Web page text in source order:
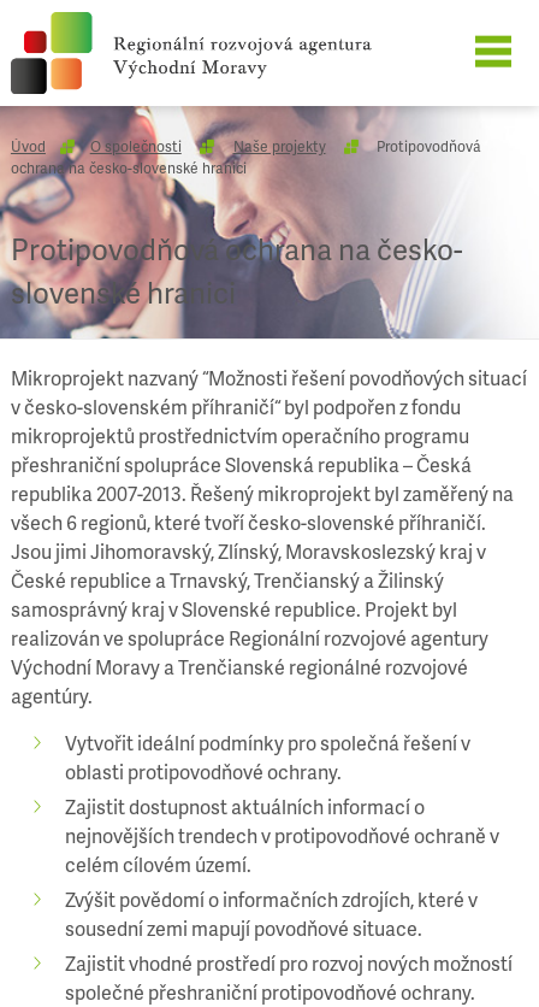
O SPOLEČNOSTI
NAŠE SLUŽBY
REFERENCE
KARIÉRA
KONTAKT
Úvod O společnosti Naše projekty
Protipovodňová
ochrana na česko-slovenské hranici
Protipovodňová ochrana na česko-
slovenské hranici
Mikroprojekt nazvaný “Možnosti řešení povodňových situací
v česko-slovenském příhraničí“ byl podpořen z fondu
mikroprojektů prostřednictvím operačního programu
přeshraniční spolupráce Slovenská republika – Česká
republika 2007-2013. Řešený mikroprojekt byl zaměřený na
všech 6 regionů, které tvoří česko-slovenské příhraničí.
Jsou jimi Jihomoravský, Zlínský, Moravskoslezský kraj v
České republice a Trnavský, Trenčianský a Žilinský
samosprávný kraj v Slovenské republice. Projekt byl
realizován ve spolupráce Regionální rozvojové agentury
Východní Moravy a Trenčianské regionálné rozvojové
agentúry.
Vytvořit ideální podmínky pro společná řešení v
oblasti protipovodňové ochrany.
Zajistit dostupnost aktuálních informací o
nejnovějších trendech v protipovodňové ochraně v
celém cílovém území.
Zvýšit povědomí o informačních zdrojích, které v
sousední zemi mapují povodňové situace.
Zajistit vhodné prostředí pro rozvoj nových možností
společné přeshraniční protipovodňové ochrany.